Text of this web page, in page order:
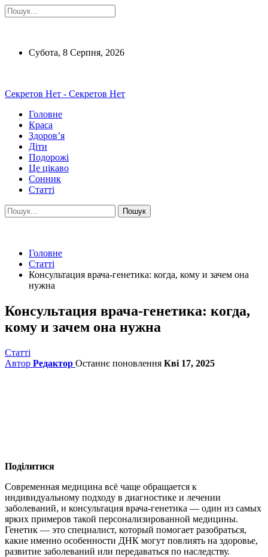
Субота, 8 Серпня, 2026
Секретов Нет - Секретов Нет
Головне
Краса
Здоров’я
Діти
Подорожі
Це цікаво
Сонник
Статті
Головне
Статті
Консультация врача-генетика: когда, кому и зачем она
нужна
Консультация врача-генетика: когда,
кому и зачем она нужна
Статті
Автор Редактор Останнє поновлення Кві 17, 2025
Поділитися
Современная медицина всё чаще обращается к
индивидуальному подходу в диагностике и лечении
заболеваний, и консультация врача-генетика — один из самых
ярких примеров такой персонализированной медицины.
Генетик — это специалист, который помогает разобраться,
какие именно особенности ДНК могут повлиять на здоровье,
развитие заболеваний или передаваться по наследству.